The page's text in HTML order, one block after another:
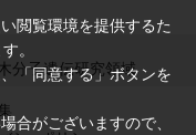
分子遺伝研究領域
閲覧環境を提供するた
。
「同意する」ボタンを
合がございますので、